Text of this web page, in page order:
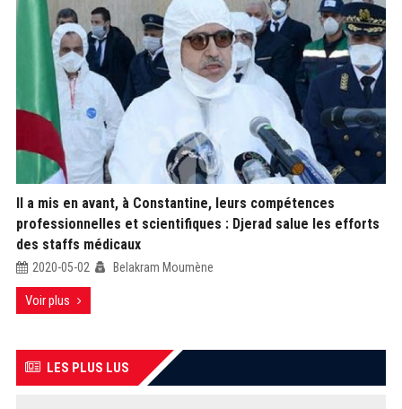
Il a mis en avant, à Constantine, leurs compétences
professionnelles et scientifiques : Djerad salue les efforts
des staffs médicaux
2020-05-02 Belakram Moumène
Voir plus
LES PLUS LUS